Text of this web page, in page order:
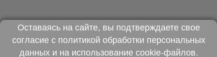
Оставаясь на сайте, вы подтверждаете свое
согласие с политикой обработки персональных
данныхи на использование cookie-файлов.